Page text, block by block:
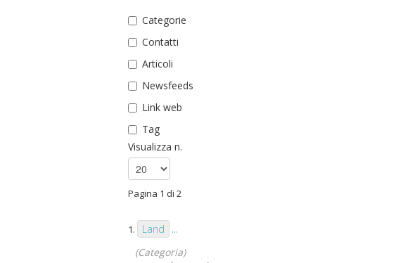
Categorie
Contatti
Articoli
Newsfeeds
Link web
Tag
Visualizza n.
Pagina 1 di 2
1. Land ...
(Categoria)